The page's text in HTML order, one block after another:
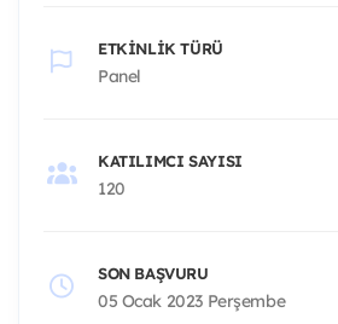
ETKINLIK TÜRÜ
Panel
KATILIMCI SAYISI
120
SON BAŞVURU
05 Ocak 2023 Perşembe